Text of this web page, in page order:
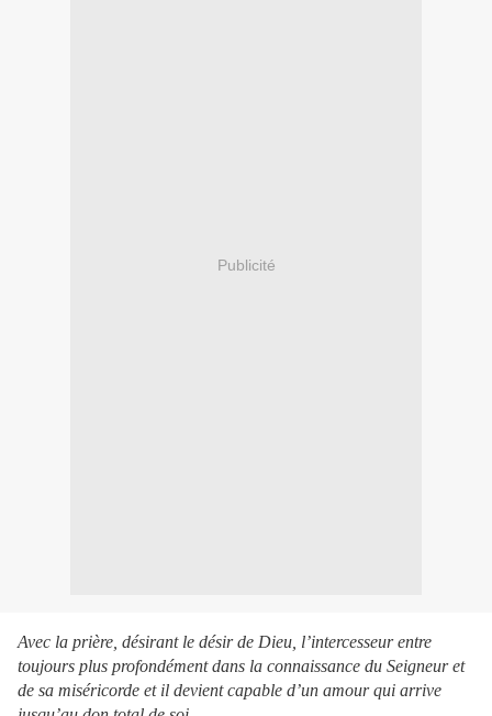
Publicité
Avec la prière, désirant le désir de Dieu, l’intercesseur entre
toujours plus profondément dans la connaissance du Seigneur et
de sa miséricorde et il devient capable d’un amour qui arrive